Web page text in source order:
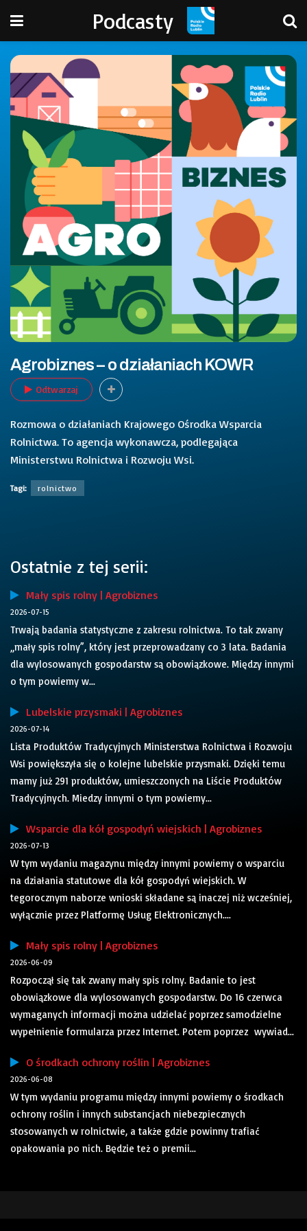
Podcasty
Agrobiznes – o działaniach KOWR
Odtwarzaj
Rozmowa o działaniach Krajowego Ośrodka Wsparcia
Rolnictwa. To agencja wykonawcza, podlegająca
Ministerstwu Rolnictwa i Rozwoju Wsi.
Tagi: rolnictwo
Ostatnie z tej serii:
Mały spis rolny | Agrobiznes
2026-07-15
Trwają badania statystyczne z zakresu rolnictwa. To tak zwany
„mały spis rolny”, który jest przeprowadzany co 3 lata. Badania
dla wylosowanych gospodarstw są obowiązkowe. Między innymi
o tym powiemy w...
Lubelskie przysmaki | Agrobiznes
2026-07-14
Lista Produktów Tradycyjnych Ministerstwa Rolnictwa i Rozwoju
Wsi powiększyła się o kolejne lubelskie przysmaki. Dzięki temu
mamy już 291 produktów, umieszczonych na Liście Produktów
Tradycyjnych. Miedzy innymi o tym powiemy...
Wsparcie dla kół gospodyń wiejskich | Agrobiznes
2026-07-13
W tym wydaniu magazynu między innymi powiemy o wsparciu
na działania statutowe dla kół gospodyń wiejskich. W
tegorocznym naborze wnioski składane są inaczej niż wcześniej,
wyłącznie przez Platformę Usług Elektronicznych....
Mały spis rolny | Agrobiznes
2026-06-09
Rozpoczął się tak zwany mały spis rolny. Badanie to jest
obowiązkowe dla wylosowanych gospodarstw. Do 16 czerwca
wymaganych informacji można udzielać poprzez samodzielne
wypełnienie formularza przez Internet. Potem poprzez wywiad...
O środkach ochrony roślin | Agrobiznes
2026-06-08
W tym wydaniu programu między innymi powiemy o środkach
ochrony roślin i innych substancjach niebezpiecznych
stosowanych w rolnictwie, a także gdzie powinny trafiać
opakowania po nich. Będzie też o premii...